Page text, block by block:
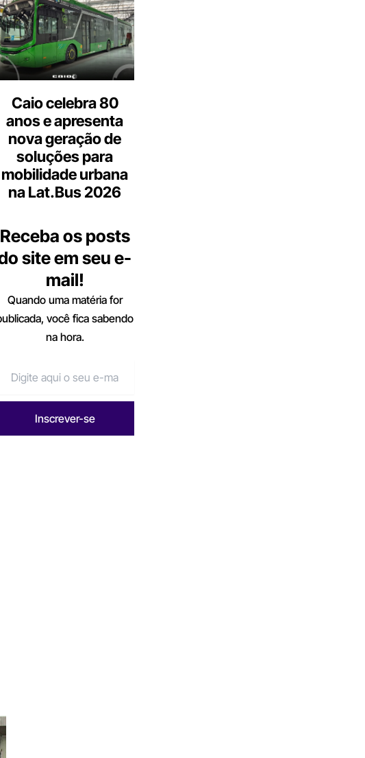
Caio celebra 80
anos e apresenta
nova geração de
soluções para
mobilidade urbana
na Lat.Bus 2026
Receba os posts
site em seu e-
mail!
Quando uma matéria for
você fica sabendo
na hora.
Inscrever-se